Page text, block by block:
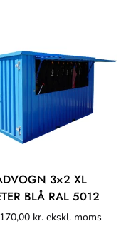
3×2 XL
BLÅ RAL 5012
kr. ekskl. moms